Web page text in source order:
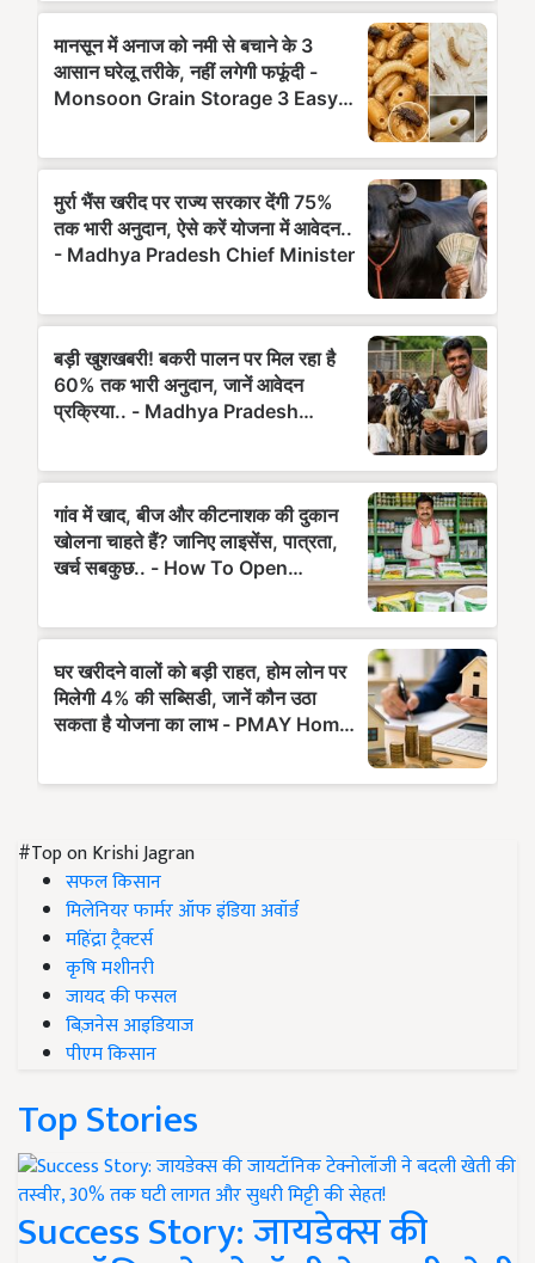
#Top on Krishi Jagran
सफल किसान
मिलेनियर फार्मर ऑफ इंडिया अवॉर्ड
महिंद्रा ट्रैक्टर्स
कृषि मशीनरी
जायद की फसल
बिज़नेस आइडियाज
पीएम किसान
Top Stories
Success Story: जायडेक्स की